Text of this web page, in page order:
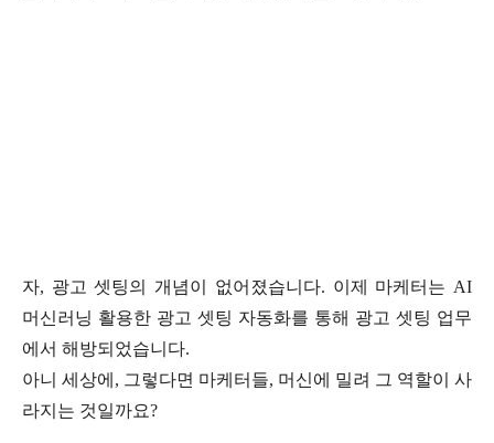
자, 광고 셋팅의 개념이 없어졌습니다. 이제 마케터는 AI
머신러닝 활용한 광고 셋팅 자동화를 통해 광고 셋팅 업무
에서 해방되었습니다.
아니 세상에, 그렇다면 마케터들, 머신에 밀려 그 역할이 사
라지는 것일까요?